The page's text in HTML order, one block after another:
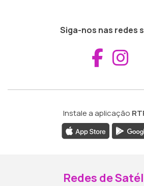
Siga-nos nas redes
Instale a aplicação
Redes de